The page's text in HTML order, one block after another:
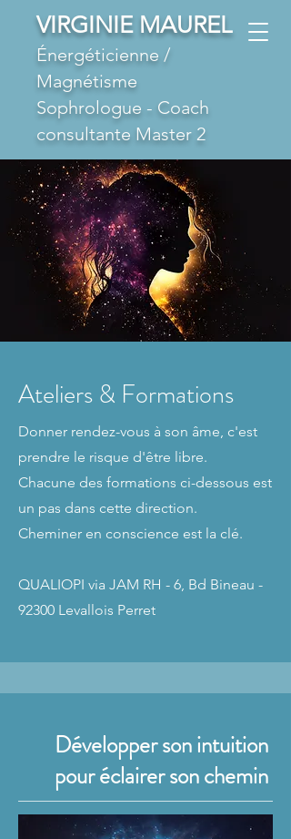
VIRGINIE MAUREL
Énergéticienne /
Magnétisme
Sophrologue - Coach
consultante Master 2
Ateliers & Formations
Donner rendez-vous à son âme, c'est
prendre le risque d'être libre.
Chacune des formations ci-dessous est
un pas dans cette direction.
Cheminer en conscience est la clé.
QUALIOPI via JAM RH - 6, Bd Bineau -
92300 Levallois Perret
Développer son intuition
pour éclairer son chemin